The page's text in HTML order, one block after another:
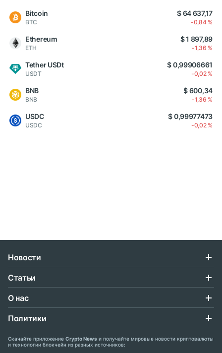
Bitcoin
BTC
$ 64 637,17
-0,84 %
Ethereum
ETH
$ 1 897,89
-1,36 %
Tether USDt
USDT
$ 0,99906661
-0,02 %
BNB
BNB
$ 600,34
-1,36 %
USDC
USDC
$ 0,99977473
-0,02 %
Новости
Статьи
О нас
Политики
Скачайте приложение Crypto News и получайте мировые новости криптовалюты
и технологии блокчейн из разных источников: